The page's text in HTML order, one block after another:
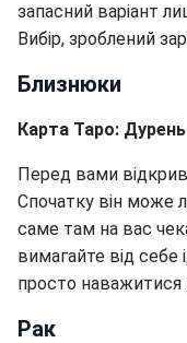
запасний варіант
Вибір, зроблений
Близнюки
Карта Таро: Дурень
Перед вами
Спочатку він може
саме там на вас
вимагайте від себе
просто
Рак